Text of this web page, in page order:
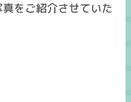
をご紹介させていた